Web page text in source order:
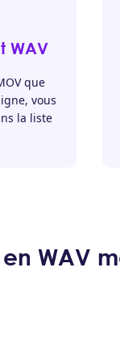
WAV
que
vous
la liste
WAV